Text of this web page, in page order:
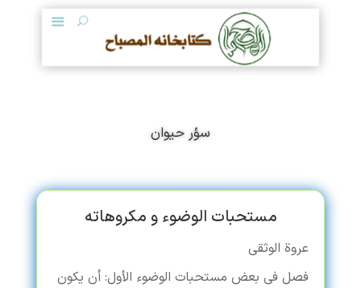
سؤر حیوان
مستحبات الوضوء و مکروهاته
عروة الوثقی
فصل فی بعض مستحبات الوضوء الأول: أن یکون